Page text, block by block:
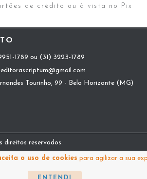
o uso de cookies para agilizar a sua
de crédito ou à vista no Pix
1789 ou (31) 3223-1789
Tourinho, 99 - Belo Horizonte (MG)
direitos reservados.